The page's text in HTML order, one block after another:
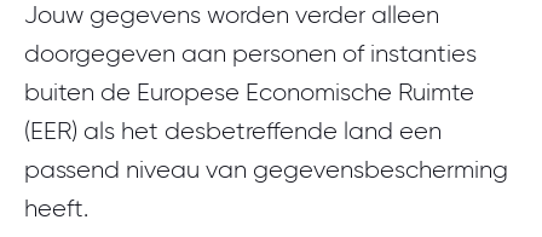
Jouw gegevens worden verder alleen
doorgegeven aan personen of instanties
buiten de Europese Economische Ruimte
(EER) als het desbetreffende land een
passend niveau van gegevensbescherming
heeft.